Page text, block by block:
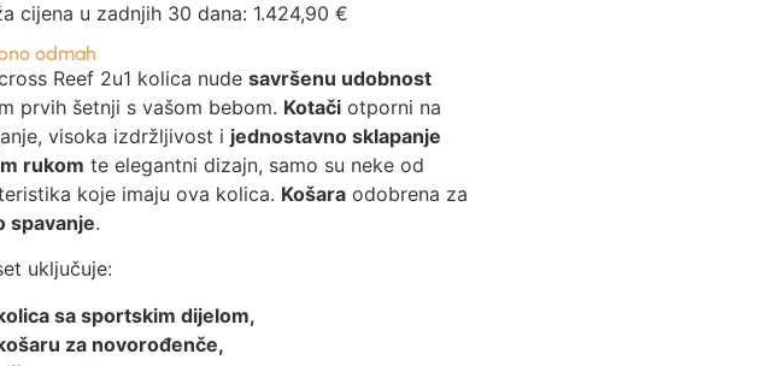
cijena u zadnjih 30 dana: 1.424,90 €
odmah
Reef 2u1 kolica nude savršenu udobnost
prvih šetnji s vašom bebom. Kotači otporni na
visoka izdržljivost i jednostavno sklapanje
rukom te elegantni dizajn, samo su neke od
koje imaju ova kolica. Košara odobrena za
spavanje.
uključuje:
sa sportskim dijelom,
za novorođenče,